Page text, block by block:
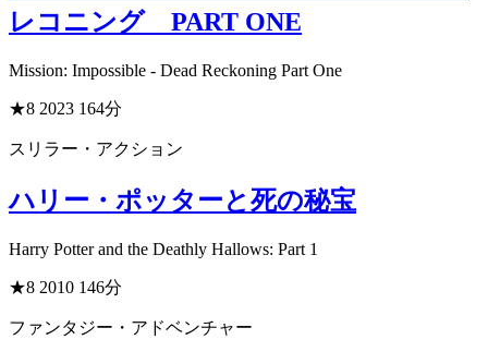
レコニング PART ONE
Mission: Impossible - Dead Reckoning Part One
★8 2023 164分
スリラー・アクション
ハリー・ポッターと死の秘宝
Harry Potter and the Deathly Hallows: Part 1
★8 2010 146分
ファンタジー・アドベンチャー